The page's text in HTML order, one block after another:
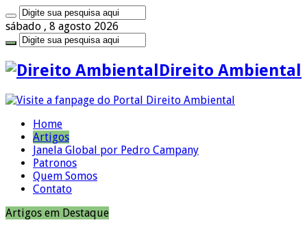
sábado , 8 agosto 2026
Direito Ambiental
Home
Artigos
Janela Global por Pedro Campany
Patronos
Quem Somos
Contato
Artigos em Destaque